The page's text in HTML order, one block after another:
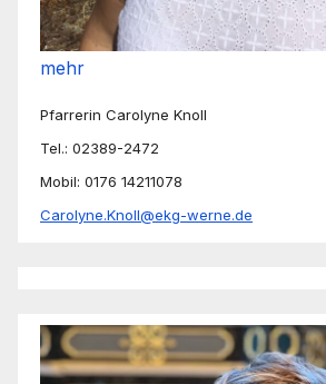
mehr
Pfarrerin Carolyne Knoll
Tel.: 02389-2472
Mobil: 0176 14211078
Carolyne.Knoll@ekg-werne.de